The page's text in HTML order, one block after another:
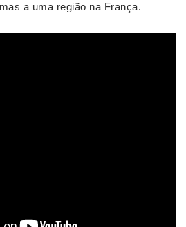
a uma região na França.